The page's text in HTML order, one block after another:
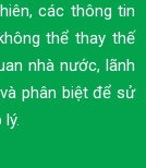
các thông tin
thể thay thế
nhà nước, lãnh
phân biệt để sử